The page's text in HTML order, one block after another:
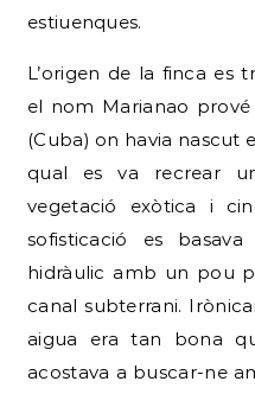
estiuenques.
L’origen de la finca es
el nom Marianao prové
(Cuba) on havia nascut
qual es va recrear
vegetació exòtica i
sofisticació es
hidràulic amb un pou
canal subterrani.
aigua era tan bona
acostava a buscar-ne